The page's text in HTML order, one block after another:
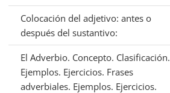
Colocación del adjetivo: antes o
después del sustantivo:
El Adverbio. Concepto. Clasificación.
Ejemplos. Ejercicios. Frases
adverbiales. Ejemplos. Ejercicios.